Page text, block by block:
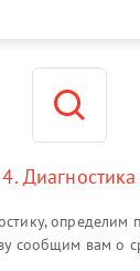
4. Диагностика
определим
сообщим вам о